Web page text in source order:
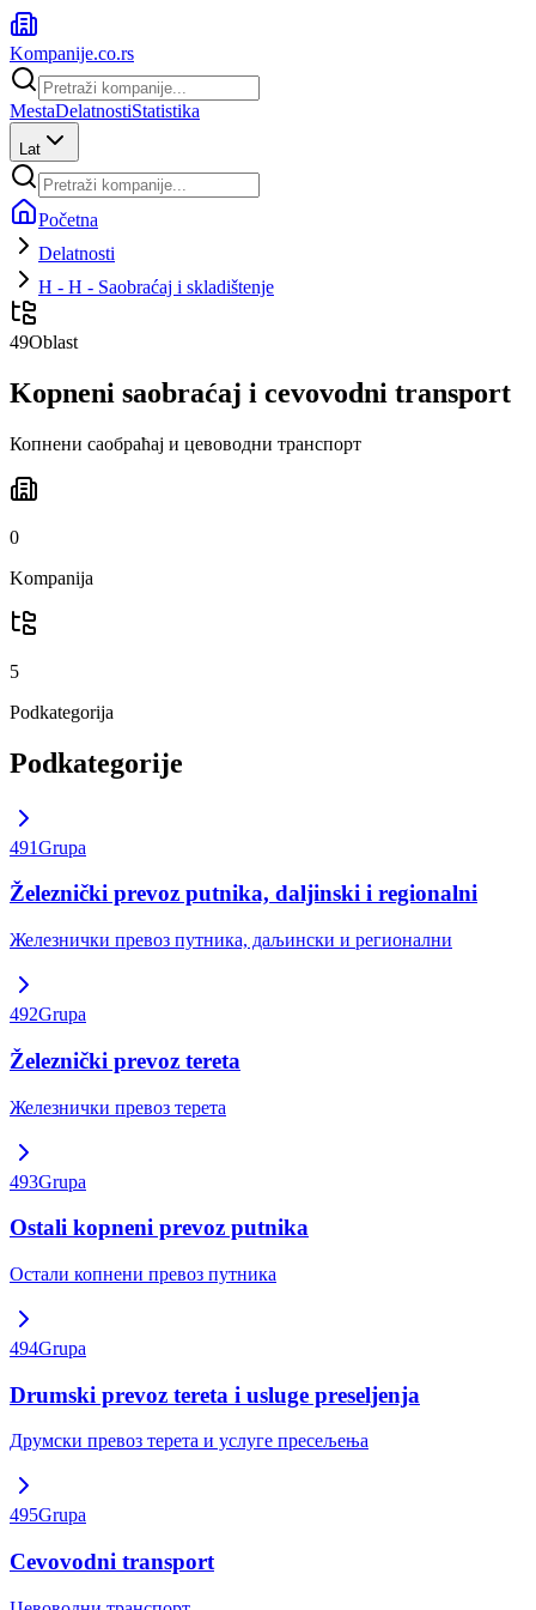
Kompanije.co.rs
MestaDelatnostiStatistika
Lat
Početna
Delatnosti
H - H - Saobraćaj i skladištenje
49Oblast
Kopneni saobraćaj i cevovodni transport
Копнени саобраћај и цевоводни транспорт
0
Kompanija
5
Podkategorija
Podkategorije
491Grupa
Železnički prevoz putnika, daljinski i regionalni
Железнички превоз путника, даљински и регионални
492Grupa
Železnički prevoz tereta
Железнички превоз терета
493Grupa
Ostali kopneni prevoz putnika
Остали копнени превоз путника
494Grupa
Drumski prevoz tereta i usluge preseljenja
Друмски превоз терета и услуге пресељења
495Grupa
Cevovodni transport